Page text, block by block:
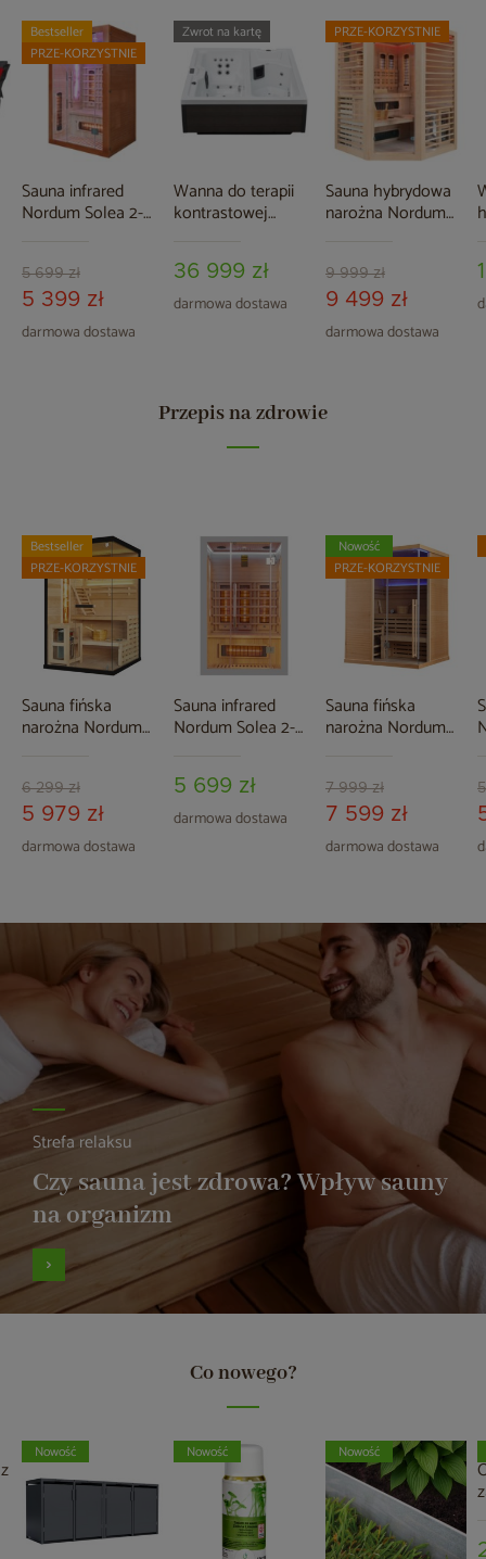
Sauna infrared
Nordum Solea 2-
5 699 zł
5 399 zł
darmowa dostawa
Bestseller
PRZE-KORZYSTNIE
Wanna do terapii
kontrastowej
7001 2-osobowa
36 999 zł
darmowa dostawa
Zwrot na kartę
Sauna hybrydowa
narożna Nordum
9 999 zł
9 499 zł
darmowa dostawa
PRZE-KORZYSTNIE
Przepis na zdrowie
Strefa relaksu
Czy sauna jest zdrowa? Wpływ sauny
na organizm
Sauna fińska
narożna Nordum
6 299 zł
5 979 zł
darmowa dostawa
Bestseller
PRZE-KORZYSTNIE
Sauna infrared
Nordum Solea 2-
5 699 zł
darmowa dostawa
Sauna fińska
narożna Nordum
7 999 zł
7 599 zł
darmowa dostawa
Nowość
PRZE-KORZYSTNIE
Co nowego?
Nowość Nowość Nowość